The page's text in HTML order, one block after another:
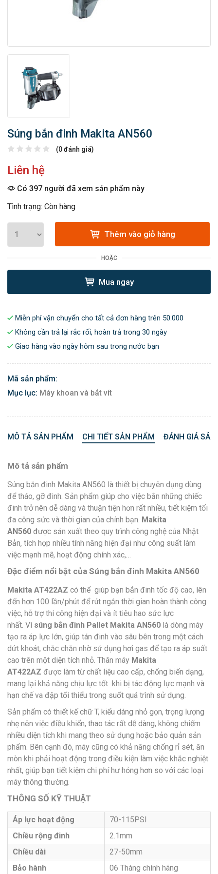
Súng bắn đinh Makita AN560
(0 đánh giá)
Liên hệ
Có 397 người đã xem sản phẩm này
Tình trạng: Còn hàng
Thêm vào giỏ hàng
HOẶC
Mua ngay
Miễn phí vận chuyển cho tất cả đơn hàng trên 50.000
Không cần trả lại rắc rối, hoàn trả trong 30 ngày
Giao hàng vào ngày hôm sau trong nước bạn
Mã sản phẩm:
Mục lục: Máy khoan và bắt vít
MÔ TẢ SẢN PHẨM CHI TIẾT SẢN PHẨM ĐÁNH GIÁ
Mô tả sản phẩm
Súng bắn đinh Makita AN560 là thiết bị chuyên dụng dùng
để tháo, gỡ đinh. Sản phẩm giúp cho việc bắn những chiếc
đinh trở nên dễ dàng và thuận tiện hơn rất nhiều, tiết kiệm tối
đa công sức và thời gian của chính bạn. Makita
AN560 được sản xuất theo quy trình công nghệ của Nhật
Bản, tích hợp nhiều tính năng hiện đại như công suất làm
việc mạnh mẽ, hoạt động chính xác,…
Đặc điểm nổi bật của Súng bắn đinh Makita AN560
Makita AT422AZ có thể giúp bạn bắn đinh tốc độ cao, lên
đến hơn 100 lần/phút để rút ngắn thời gian hoàn thành công
việc, hỗ trợ thi công hiện đại và ít tiêu hao sức lực
nhất. Vì súng bắn đinh Pallet Makita AN560 là dòng máy
tạo ra áp lực lớn, giúp tán đinh vào sâu bên trong một cách
dứt khoát, chắc chắn nhờ sử dụng hơi gas để tạo ra áp suất
cao trên một diện tích nhỏ. Thân máy Makita
AT422AZ được làm từ chất liệu cao cấp, chống biến dạng,
mang lại khả năng chịu lực tốt khi bị tác động lực mạnh và
hạn chế va đập tối thiểu trong suốt quá trình sử dụng.
Sản phẩm có thiết kế chữ T, kiểu dáng nhỏ gọn, trọng lượng
nhẹ nên việc điều khiển, thao tác rất dễ dàng, không chiếm
nhiều diện tích khi mang theo sử dụng hoặc bảo quản sản
phẩm. Bên cạnh đó, máy cũng có khả năng chống rỉ sét, ăn
mòn khi phải hoạt động trong điều kiện làm việc khắc nghiệt
nhất, giúp bạn tiết kiệm chi phí hư hỏng hơn so với các loại
máy thông thường.
THÔNG SỐ KỸ THUẬT
Áp lực hoạt động
70-115PSI
Chiều rộng đinh
2.1mm
Chiều dài
27-50mm
Bảo hành
06 Tháng chính hãng